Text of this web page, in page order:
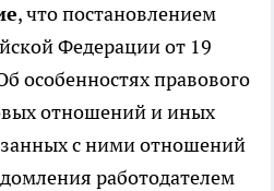
, что постановлением
Федерации от 19
особенностях правового
отношений и иных
с ними отношений
работодателем